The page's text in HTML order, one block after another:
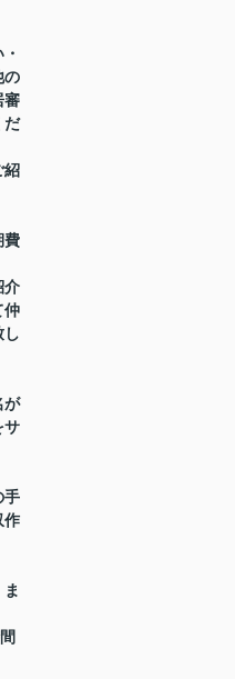
の
審
だ
紹
費
介
仲
し
が
サ
手
作